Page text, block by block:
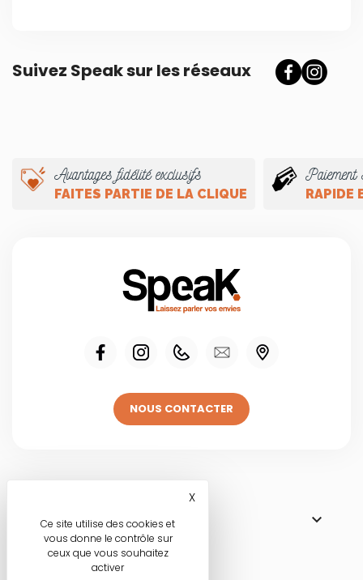
Suivez Speak sur les réseaux
Avantages fidélité exclusifs
FAITES PARTIE DE LA CLIQUE
Paiement
RAPIDE
NOUS CONTACTER

NOS BOUTIQUES
Ce site utilise des cookies et
vous donne le contrôle sur
ceux que vous souhaitez
activer
XMasquer le bandeau des